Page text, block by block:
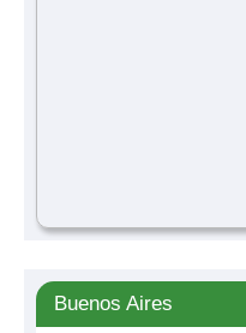
Buenos Aires